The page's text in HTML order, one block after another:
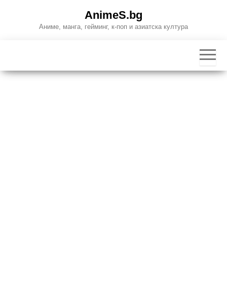
AnimeS.bg
Аниме, манга, гейминг, к-поп и азиатска култура